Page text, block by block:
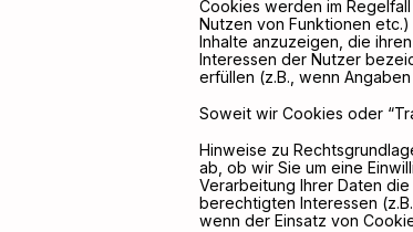
Cookies werden im
Nutzen von Funktionen
Inhalte anzuzeigen, die
Interessen der Nutzer
erfüllen (z.B., wenn
Soweit wir Cookies oder
Hinweise zu
ab, ob wir Sie um eine
Verarbeitung Ihrer Daten
berechtigten Interessen
wenn der Einsatz von